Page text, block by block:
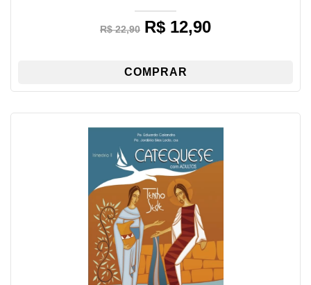
R$22,90
Original
price
R$ 22,90.
R$ 12,90Current
COMPRAR